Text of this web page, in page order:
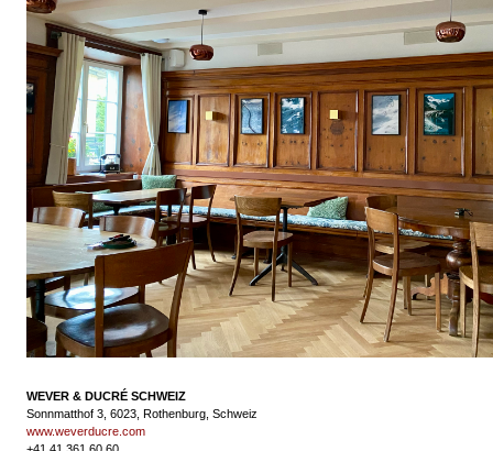
WEVER & DUCRÉ SCHWEIZ
Sonnmatthof 3, 6023, Rothenburg, Schweiz
www.weverducre.com